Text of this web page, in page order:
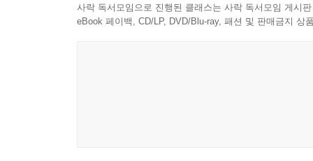
3 핵심 역량에 대하여
4 고효율 고성과의 비결
사락 독서모임으로 진행된 클래스는 사락 독서모임 게시
eBook 페이백, CD/LP, DVD/Blu-ray, 패션 및 판매금지 상